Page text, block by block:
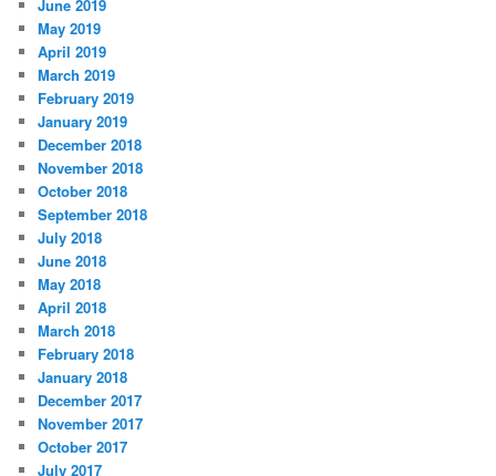
June 2019
May 2019
April 2019
March 2019
February 2019
January 2019
December 2018
November 2018
October 2018
September 2018
July 2018
June 2018
May 2018
April 2018
March 2018
February 2018
January 2018
December 2017
November 2017
October 2017
July 2017